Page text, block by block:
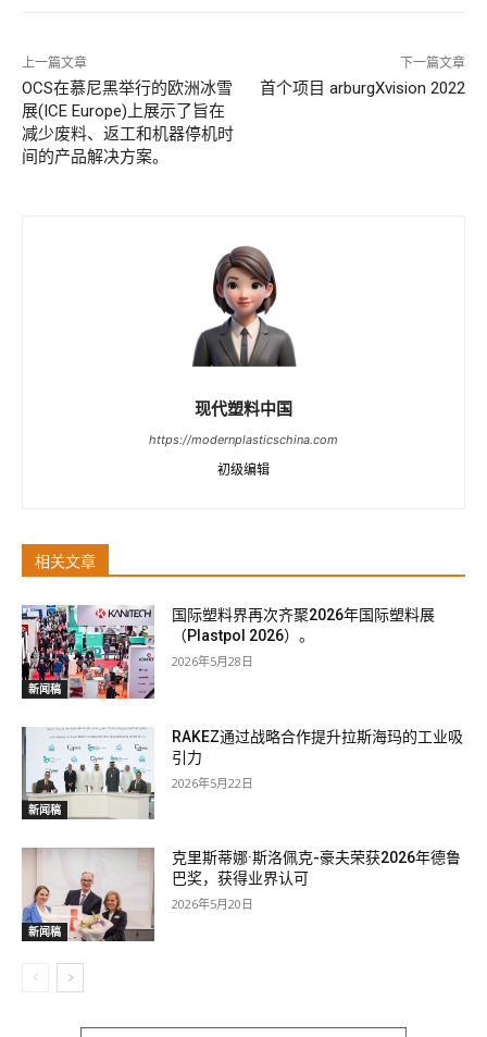
上一篇文章
OCS在慕尼黑举行的欧洲冰雪
展(ICE Europe)上展示了旨在
减少废料、返工和机器停机时
间的产品解决方案。
下一篇文章
首个项目 arburgXvision 2022
现代塑料中国
https://modernplasticschina.com
初级编辑
相关文章
新闻稿
国际塑料界再次齐聚2026年国际塑料展
（Plastpol 2026）。
2026年5月28日
新闻稿
RAKEZ通过战略合作提升拉斯海玛的工业吸
引力
2026年5月22日
新闻稿
克里斯蒂娜·斯洛佩克-豪夫荣获2026年德鲁
巴奖，获得业界认可
2026年5月20日